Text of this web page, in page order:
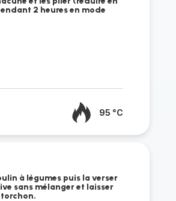
2 heures en mode
95 °C
à légumes puis la verser
sans mélanger et laisser